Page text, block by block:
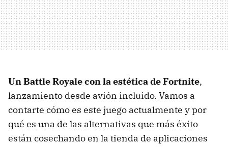
Un Battle Royale con la estética de Fortnite,
lanzamiento desde avión incluido. Vamos a
contarte cómo es este juego actualmente y por
qué es una de las alternativas que más éxito
están cosechando en la tienda de aplicaciones